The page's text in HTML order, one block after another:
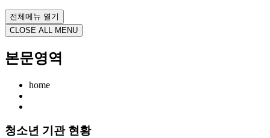
전체메뉴 열기
CLOSE ALL MENU
본문영역
home
청소년 기관 현황